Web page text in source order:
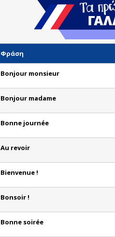
Φράση
Bonjour monsieur
Bonjour madame
Bonne journée
Au revoir
Bienvenue !
Bonsoir !
Bonne soirée